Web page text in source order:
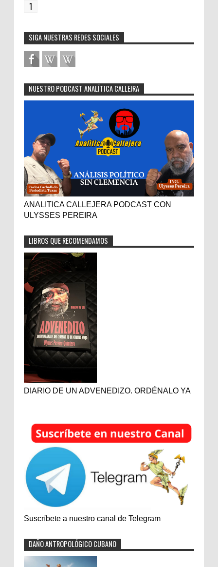
1
SIGA NUESTRAS REDES SOCIALES
NUESTRO PODCAST ANALÍTICA CALLEJRA
ANALITICA CALLEJERA PODCAST CON
ULYSSES PEREIRA
LIBROS QUE RECOMENDAMOS
DIARIO DE UN ADVENEDIZO. ORDÉNALO YA
Suscríbete a nuestro canal de Telegram
DAÑO ANTROPOLÓGICO CUBANO